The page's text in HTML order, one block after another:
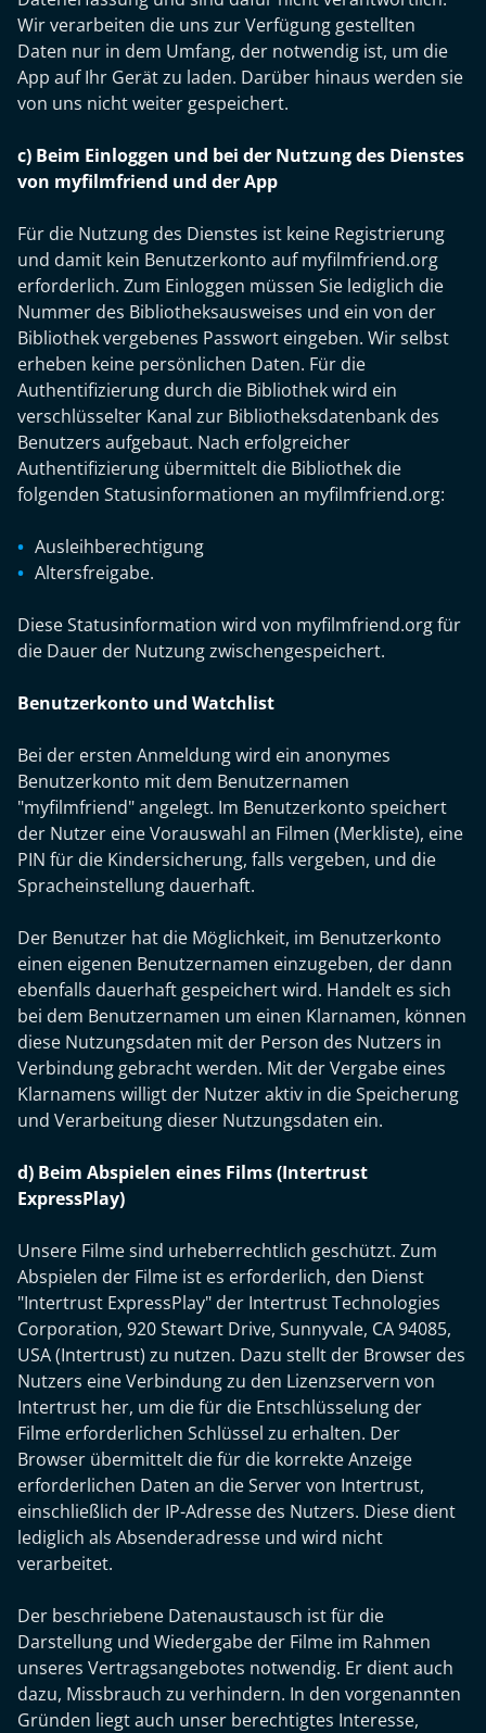
Wir verarbeiten die uns zur Verfügung gestellten
Daten nur in dem Umfang, der notwendig ist, um die
App auf Ihr Gerät zu laden. Darüber hinaus werden sie
von uns nicht weiter gespeichert.
c) Beim Einloggen und bei der Nutzung des Dienstes
von myfilmfriend und der App
Für die Nutzung des Dienstes ist keine Registrierung
und damit kein Benutzerkonto auf myfilmfriend.org
erforderlich. Zum Einloggen müssen Sie lediglich die
Nummer des Bibliotheksausweises und ein von der
Bibliothek vergebenes Passwort eingeben. Wir selbst
erheben keine persönlichen Daten. Für die
Authentifizierung durch die Bibliothek wird ein
verschlüsselter Kanal zur Bibliotheksdatenbank des
Benutzers aufgebaut. Nach erfolgreicher
Authentifizierung übermittelt die Bibliothek die
folgenden Statusinformationen an myfilmfriend.org:
Ausleihberechtigung
Altersfreigabe.
Diese Statusinformation wird von myfilmfriend.org für
die Dauer der Nutzung zwischengespeichert.
Benutzerkonto und Watchlist
Bei der ersten Anmeldung wird ein anonymes
Benutzerkonto mit dem Benutzernamen
"myfilmfriend" angelegt. Im Benutzerkonto speichert
der Nutzer eine Vorauswahl an Filmen (Merkliste), eine
PIN für die Kindersicherung, falls vergeben, und die
Spracheinstellung dauerhaft.
Der Benutzer hat die Möglichkeit, im Benutzerkonto
einen eigenen Benutzernamen einzugeben, der dann
ebenfalls dauerhaft gespeichert wird. Handelt es sich
bei dem Benutzernamen um einen Klarnamen, können
diese Nutzungsdaten mit der Person des Nutzers in
Verbindung gebracht werden. Mit der Vergabe eines
Klarnamens willigt der Nutzer aktiv in die Speicherung
und Verarbeitung dieser Nutzungsdaten ein.
d) Beim Abspielen eines Films (Intertrust
ExpressPlay)
Unsere Filme sind urheberrechtlich geschützt. Zum
Abspielen der Filme ist es erforderlich, den Dienst
"Intertrust ExpressPlay" der Intertrust Technologies
Corporation, 920 Stewart Drive, Sunnyvale, CA 94085,
USA (Intertrust) zu nutzen. Dazu stellt der Browser des
Nutzers eine Verbindung zu den Lizenzservern von
Intertrust her, um die für die Entschlüsselung der
Filme erforderlichen Schlüssel zu erhalten. Der
Browser übermittelt die für die korrekte Anzeige
erforderlichen Daten an die Server von Intertrust,
einschließlich der IP-Adresse des Nutzers. Diese dient
lediglich als Absenderadresse und wird nicht
verarbeitet.
Der beschriebene Datenaustausch ist für die
Darstellung und Wiedergabe der Filme im Rahmen
unseres Vertragsangebotes notwendig. Er dient auch
dazu, Missbrauch zu verhindern. In den vorgenannten
Gründen liegt auch unser berechtigtes Interesse,